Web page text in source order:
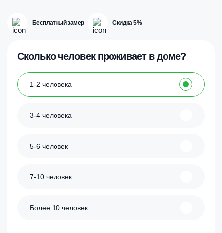
Бесплатный замер Скидка 5%
Сколько человек проживает в доме?
1-2 человека
3-4 человека
5-6 человек
7-10 человек
Более 10 человек